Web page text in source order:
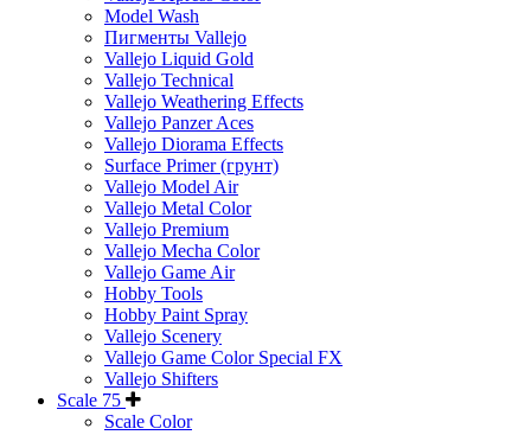
Model Wash
Пигменты Vallejo
Vallejo Liquid Gold
Vallejo Technical
Vallejo Weathering Effects
Vallejo Panzer Aces
Vallejo Diorama Effects
Surface Primer (грунт)
Vallejo Model Air
Vallejo Metal Color
Vallejo Premium
Vallejo Mecha Color
Vallejo Game Air
Hobby Tools
Hobby Paint Spray
Vallejo Scenery
Vallejo Game Color Special FX
Vallejo Shifters
Scale 75
Scale Color